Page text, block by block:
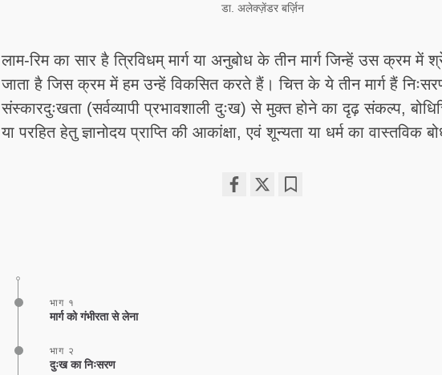
डा. अलेक्ज़ेंडर बर्ज़िन
लाम-रिम का सार है त्रिविधम् मार्ग या अनुबोध के तीन मार्ग जिन्हें उस क्रम में
जाता है जिस क्रम में हम उन्हें विकसित करते हैं। चित्त के ये तीन मार्ग हैं
संस्कारदुःखता (सर्वव्यापी प्रभावशाली दुःख) से मुक्त होने का दृढ़ संकल्प,
या परहित हेतु ज्ञानोदय प्राप्ति की आकांक्षा, एवं शून्यता या धर्म का वास्तविक
भाग १
मार्ग को गंभीरता से लेना
भाग २
दुःख का निःसरण